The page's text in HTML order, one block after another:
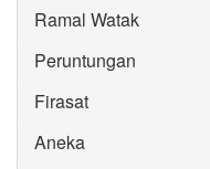
Ramal Watak
Peruntungan
Firasat
Aneka